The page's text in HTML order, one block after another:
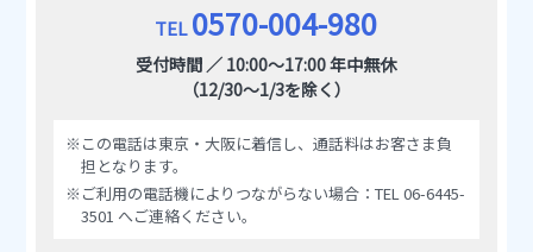
TEL 0570-004-980
受付時間 ／ 10:00～17:00 年中無休
（12/30～1/3を除く）
※この電話は東京・大阪に着信し、通話料はお客さま負
担となります。
※ご利用の電話機によりつながらない場合：TEL 06-6445-
3501 へご連絡ください。